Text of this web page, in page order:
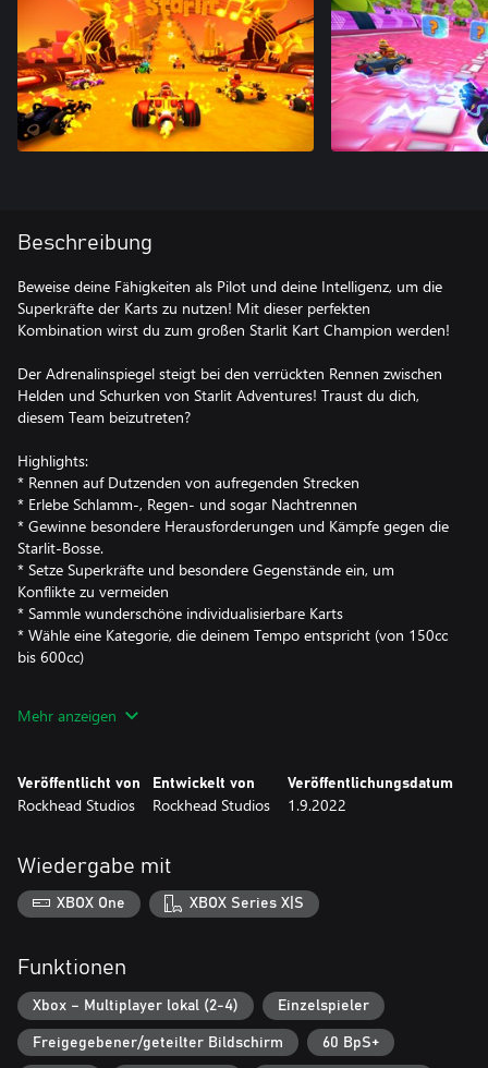
Beschreibung
Beweise deine Fähigkeiten als Pilot und deine Intelligenz, um die
Superkräfte der Karts zu nutzen! Mit dieser perfekten
Kombination wirst du zum großen Starlit Kart Champion werden!
Der Adrenalinspiegel steigt bei den verrückten Rennen zwischen
Helden und Schurken von Starlit Adventures! Traust du dich,
diesem Team beizutreten?
Highlights:
* Rennen auf Dutzenden von aufregenden Strecken
* Erlebe Schlamm-, Regen- und sogar Nachtrennen
* Gewinne besondere Herausforderungen und Kämpfe gegen die
Starlit-Bosse.
* Setze Superkräfte und besondere Gegenstände ein, um
Konflikte zu vermeiden
* Sammle wunderschöne individualisierbare Karts
* Wähle eine Kategorie, die deinem Tempo entspricht (von 150cc
bis 600cc)
mobilen Plattformen und Konsolen erhältlich sind. Der Spaß ist
durch die intelligente Steuerung garantiert, die für ein besseres
Mehr anzeigen
Veröffentlicht von
Rockhead Studios
Entwickelt von
Rockhead Studios
Veröffentlichungsdatum
1.9.2022
Wiedergabe mit
XBOX One XBOX Series X|S
Funktionen
Xbox – Multiplayer lokal (2-4) Einzelspieler
Freigegebener/geteilter Bildschirm 60 BpS+